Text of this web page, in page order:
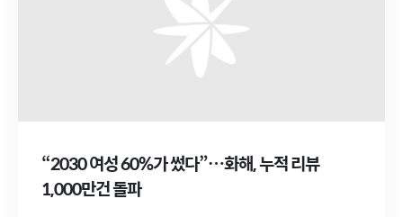
“2030 여성 60%가 썼다”…화해, 누적 리뷰
1,000만건 돌파